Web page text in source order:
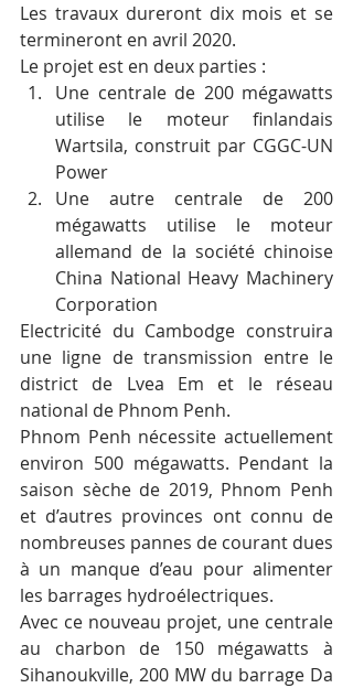
Les travaux dureront dix mois et se
termineront en avril 2020.
Le projet est en deux parties :
Une centrale de 200 mégawatts
utilise le moteur finlandais
Wartsila, construit par CGGC-UN
Power
Une autre centrale de 200
mégawatts utilise le moteur
allemand de la société chinoise
China National Heavy Machinery
Corporation
Electricité du Cambodge construira
une ligne de transmission entre le
district de Lvea Em et le réseau
national de Phnom Penh.
Phnom Penh nécessite actuellement
environ 500 mégawatts. Pendant la
saison sèche de 2019, Phnom Penh
et d’autres provinces ont connu de
nombreuses pannes de courant dues
à un manque d’eau pour alimenter
les barrages hydroélectriques.
Avec ce nouveau projet, une centrale
au charbon de 150 mégawatts à
Sihanoukville, 200 MW du barrage Da